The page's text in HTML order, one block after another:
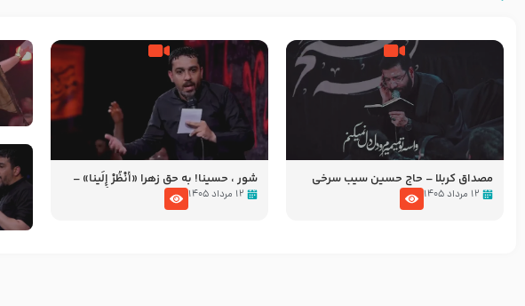
مصداق کربلا – حاج حسین سیب سرخی
۱۲ مرداد ۱۴۰۵
شور ، حسینا! به‌ حق زهرا «أُنْظُرْ إِلَینا» –
عزاداری شب هفتم ماه محرّم 1405
۱۲ مرداد ۱۴۰۵